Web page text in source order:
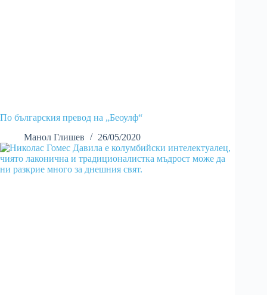
По българския превод на „Беоулф“
Манол Глишев
26/05/2020